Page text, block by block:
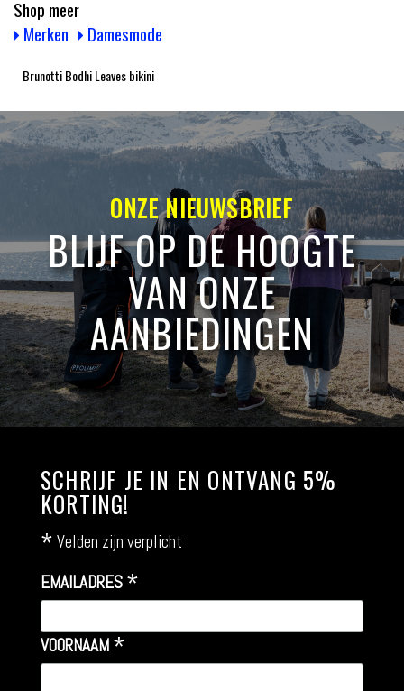
Shop meer
Merken
Damesmode
Brunotti Bodhi Leaves bikini
ONZE NIEUWSBRIEF
BLIJF OP DE HOOGTE
VAN ONZE
AANBIEDINGEN
SCHRIJF JE IN EN ONTVANG 5%
KORTING!
* Velden zijn verplicht
EMAILADRES *
VOORNAAM *